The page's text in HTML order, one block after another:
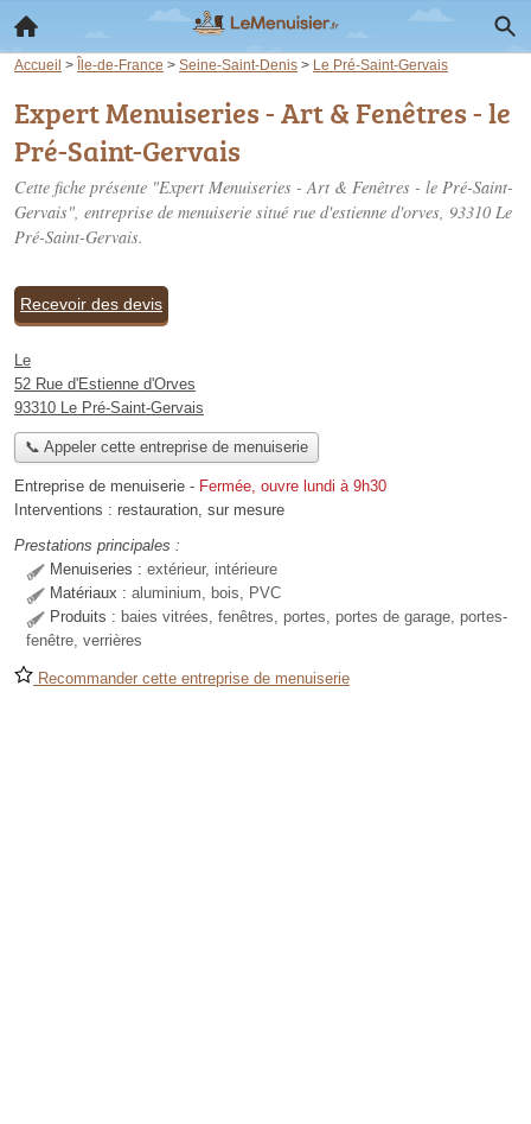
Accueil > Île-de-France > Seine-Saint-Denis > Le Pré-Saint-Gervais
Expert Menuiseries - Art & Fenêtres - le
Pré-Saint-Gervais
Cette fiche présente "Expert Menuiseries - Art & Fenêtres - le Pré-Saint-
Gervais", entreprise de menuiserie situé rue d'estienne d'orves, 93310 Le
Pré-Saint-Gervais.
Recevoir des devis
Le
52 Rue d'Estienne d'Orves
93310 Le Pré-Saint-Gervais
📞 Appeler cette entreprise de menuiserie
Entreprise de menuiserie - Fermée, ouvre lundi à 9h30
Interventions : restauration, sur mesure
Prestations principales :
Menuiseries : extérieur, intérieure
Matériaux : aluminium, bois, PVC
Produits : baies vitrées, fenêtres, portes, portes de garage, portes-
fenêtre, verrières
Recommander cette entreprise de menuiserie